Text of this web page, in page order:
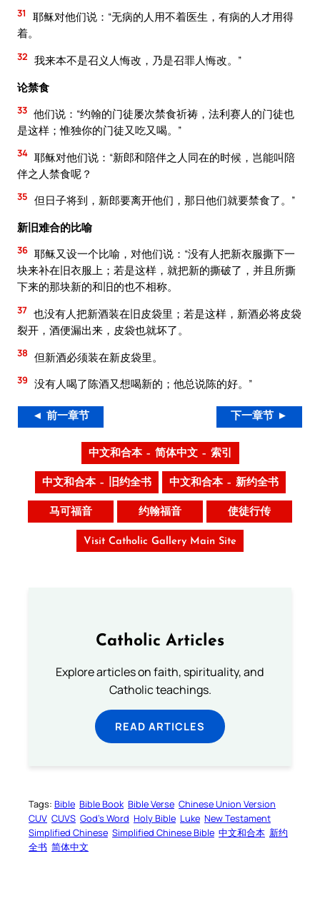
31
耶稣对他们说：“无病的人用不着医生，有病的人才用得
着。
32 我来本不是召义人悔改，乃是召罪人悔改。”
论禁食
33 他们说：“约翰的门徒屡次禁食祈祷，法利赛人的门徒也
是这样；惟独你的门徒又吃又喝。”
34 耶稣对他们说：“新郎和陪伴之人同在的时候，岂能叫陪
伴之人禁食呢？
35 但日子将到，新郎要离开他们，那日他们就要禁食了。”
新旧难合的比喻
36 耶稣又设一个比喻，对他们说：“没有人把新衣服撕下一
块来补在旧衣服上；若是这样，就把新的撕破了，并且所撕
下来的那块新的和旧的也不相称。
37 也没有人把新酒装在旧皮袋里；若是这样，新酒必将皮袋
裂开，酒便漏出来，皮袋也就坏了。
38 但新酒必须装在新皮袋里。
39 没有人喝了陈酒又想喝新的；他总说陈的好。”
◄ 前一章节 下一章节 ►
中文和合本 – 简体中文 – 索引
中文和合本 – 旧约全书 中文和合本 – 新约全书
马可福音 约翰福音 使徒行传
Visit Catholic Gallery Main Site
Catholic Articles
Explore articles on faith, spirituality, and
Catholic teachings.
READ ARTICLES
Tags: Bible Bible Book Bible Verse Chinese Union Version
CUV CUVS God’s Word Holy Bible Luke New Testament
Simplified Chinese Simplified Chinese Bible 中文和合本 新约
全书 简体中文